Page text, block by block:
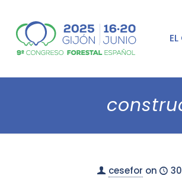
cesefor on